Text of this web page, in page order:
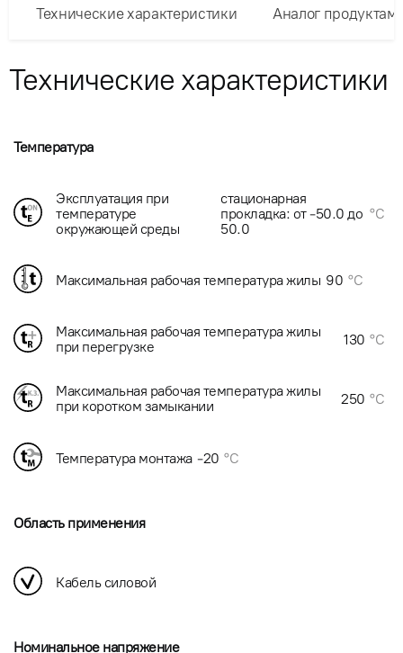
Технические характеристики Аналог
Технические характеристики
Температура
Эксплуатация при
температуре
окружающей среды
стационарная
прокладка: от -50.0 до
50.0
°C
Максимальная рабочая температура жилы 90 °C
Максимальная рабочая температура жилы
при перегрузке
130 °C
Максимальная рабочая температура жилы
при коротком замыкании
250 °C
Температура монтажа -20 °C
Область применения
Кабель силовой
Номинальное напряжение